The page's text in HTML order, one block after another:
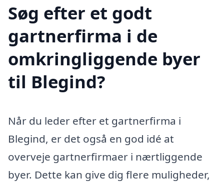
Søg efter et godt
gartnerfirma i de
omkringliggende byer
til Blegind?
Når du leder efter et gartnerfirma i
Blegind, er det også en god idé at
overveje gartnerfirmaer i nærtliggende
byer. Dette kan give dig flere muligheder,